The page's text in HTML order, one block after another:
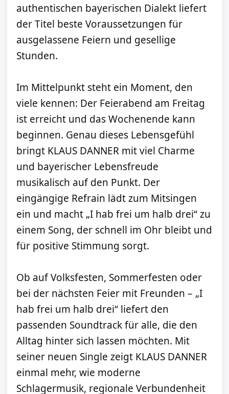
authentischen bayerischen Dialekt liefert
der Titel beste Voraussetzungen für
ausgelassene Feiern und gesellige
Stunden.
Im Mittelpunkt steht ein Moment, den
viele kennen: Der Feierabend am Freitag
ist erreicht und das Wochenende kann
beginnen. Genau dieses Lebensgefühl
bringt KLAUS DANNER mit viel Charme
und bayerischer Lebensfreude
musikalisch auf den Punkt. Der
eingängige Refrain lädt zum Mitsingen
ein und macht „I hab frei um halb drei“ zu
einem Song, der schnell im Ohr bleibt und
für positive Stimmung sorgt.
Ob auf Volksfesten, Sommerfesten oder
bei der nächsten Feier mit Freunden – „I
hab frei um halb drei“ liefert den
passenden Soundtrack für alle, die den
Alltag hinter sich lassen möchten. Mit
seiner neuen Single zeigt KLAUS DANNER
einmal mehr, wie moderne
Schlagermusik, regionale Verbundenheit